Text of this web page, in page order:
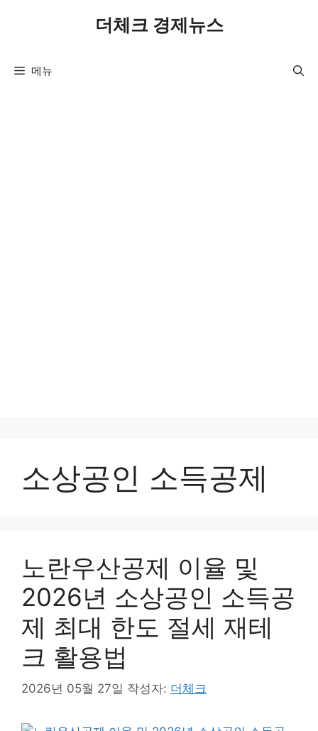
더체크 경제뉴스
메뉴
소상공인 소득공제
노란우산공제 이율 및
2026년 소상공인 소득공
제 최대 한도 절세 재테
크 활용법
2026년 05월 27일 작성자: 더체크